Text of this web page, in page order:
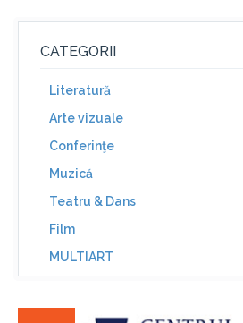
CATEGORII
Literatură
Arte vizuale
Conferinţe
Muzică
Teatru & Dans
Film
MULTIART